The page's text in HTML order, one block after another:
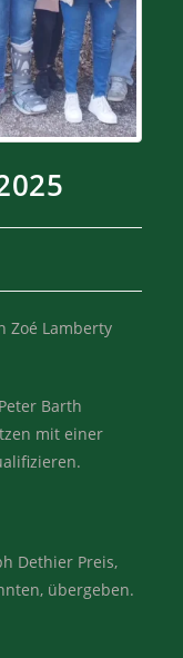
Zoé Lamberty
Barth
mit einer
Dethier Preis,
übergeben.